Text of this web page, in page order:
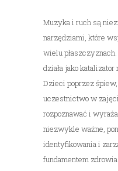
Muzyka i ruch są
narzędziami, które
wielu
działa jako
Dzieci poprzez
uczestnictwo w
rozpoznawać i
niezwykle ważne,
identyfikowania i
fundamentem